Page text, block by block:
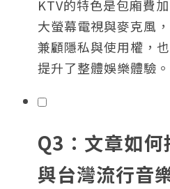
KTV的特色是包廂費
大螢幕電視與麥克風
兼顧隱私與使用權，
提升了整體娛樂體驗。
Q3：文章如
與台灣流行音